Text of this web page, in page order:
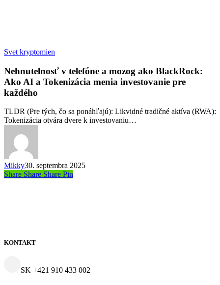
Svet kryptomien
telefóne
a
mozog
Ako
AI
pre
každého
Nehnutelnosť v telefóne a mozog ako BlackRock:
Ako AI a Tokenizácia menia investovanie pre
každého
TLDR (Pre tých, čo sa ponáhľajú): Likvidné tradičné aktíva (RWA):
Tokenizácia otvára dvere k investovaniu…
Mikky30. septembra 2025
Share
Share Share Share Pin
KONTAKT
SK +421 910 433 002